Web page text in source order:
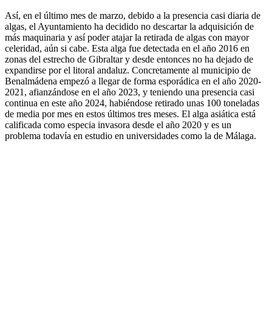
Así, en el último mes de marzo, debido a la presencia casi diaria de
algas, el Ayuntamiento ha decidido no descartar la adquisición de
más maquinaria y así poder atajar la retirada de algas con mayor
celeridad, aún si cabe. Esta alga fue detectada en el año 2016 en
zonas del estrecho de Gibraltar y desde entonces no ha dejado de
expandirse por el litoral andaluz. Concretamente al municipio de
Benalmádena empezó a llegar de forma esporádica en el año 2020-
2021, afianzándose en el año 2023, y teniendo una presencia casi
continua en este año 2024, habiéndose retirado unas 100 toneladas
de media por mes en estos últimos tres meses. El alga asiática está
calificada como especia invasora desde el año 2020 y es un
problema todavía en estudio en universidades como la de Málaga.